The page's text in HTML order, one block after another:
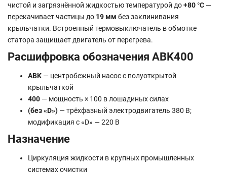
чистой и загрязнённой жидкостью температурой до+80 °C —
перекачивает частицы до 19 мм без заклинивания
крыльчатки. Встроенный термовыключатель в обмотке
статора защищает двигатель от перегрева.
Расшифровка обозначения ABK400
ABK — центробежный насос с полуоткрытой
крыльчаткой
400 — мощность × 100 в лошадиных силах
(без «D») — трёхфазный электродвигатель 380 В;
модификация с «D» — 220 В
Назначение
Циркуляция жидкости в крупных промышленных
системах очистки